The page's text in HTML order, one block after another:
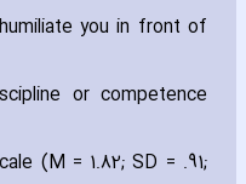
you in front of
or competence
(M = 1.82; SD = .91;